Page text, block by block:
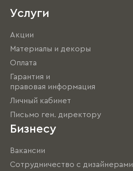
Услуги
Акции
Материалы и декоры
Оплата
Гарантия и
правовая информация
Личный кабинет
Письмо ген. директору
Бизнесу
Вакансии
Сотрудничество с дизайнерами